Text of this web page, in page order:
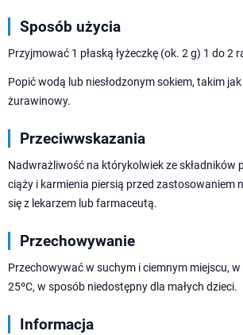
Sposób użycia
Przyjmować 1 płaską łyżeczkę (ok. 2 g) 1 do 2
Popić wodą lub niesłodzonym sokiem, takim
żurawinowy.
Przeciwwskazania
Nadwrażliwość na którykolwiek ze składników
ciąży i karmienia piersią przed zastosowaniem
się z lekarzem lub farmaceutą.
Przechowywanie
Przechowywać w suchym i ciemnym miejscu,
25ºC, w sposób niedostępny dla małych dzieci.
Informacja